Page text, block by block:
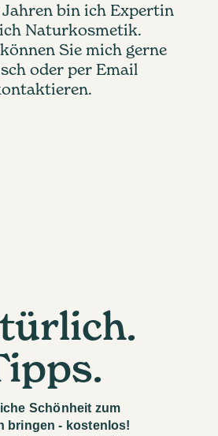
bin ich Expertin
Naturkosmetik.
Sie mich gerne
oder per Email
Schönheit zum
bringen - kostenlos!